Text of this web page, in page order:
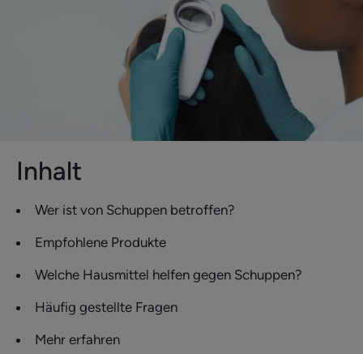
Inhalt
Wer ist von Schuppen betroffen?
Empfohlene Produkte
Welche Hausmittel helfen gegen Schuppen?
Häufig gestellte Fragen
Mehr erfahren